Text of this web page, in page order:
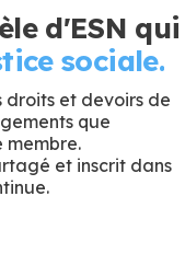
d'ESN qui
sociale.
et devoirs de
que
membre.
et inscrit dans